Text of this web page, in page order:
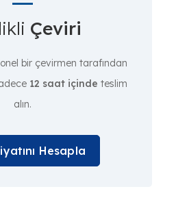
Çeviri
bir çevirmen tarafından
12 saat içinde teslim
alın.
Hesapla